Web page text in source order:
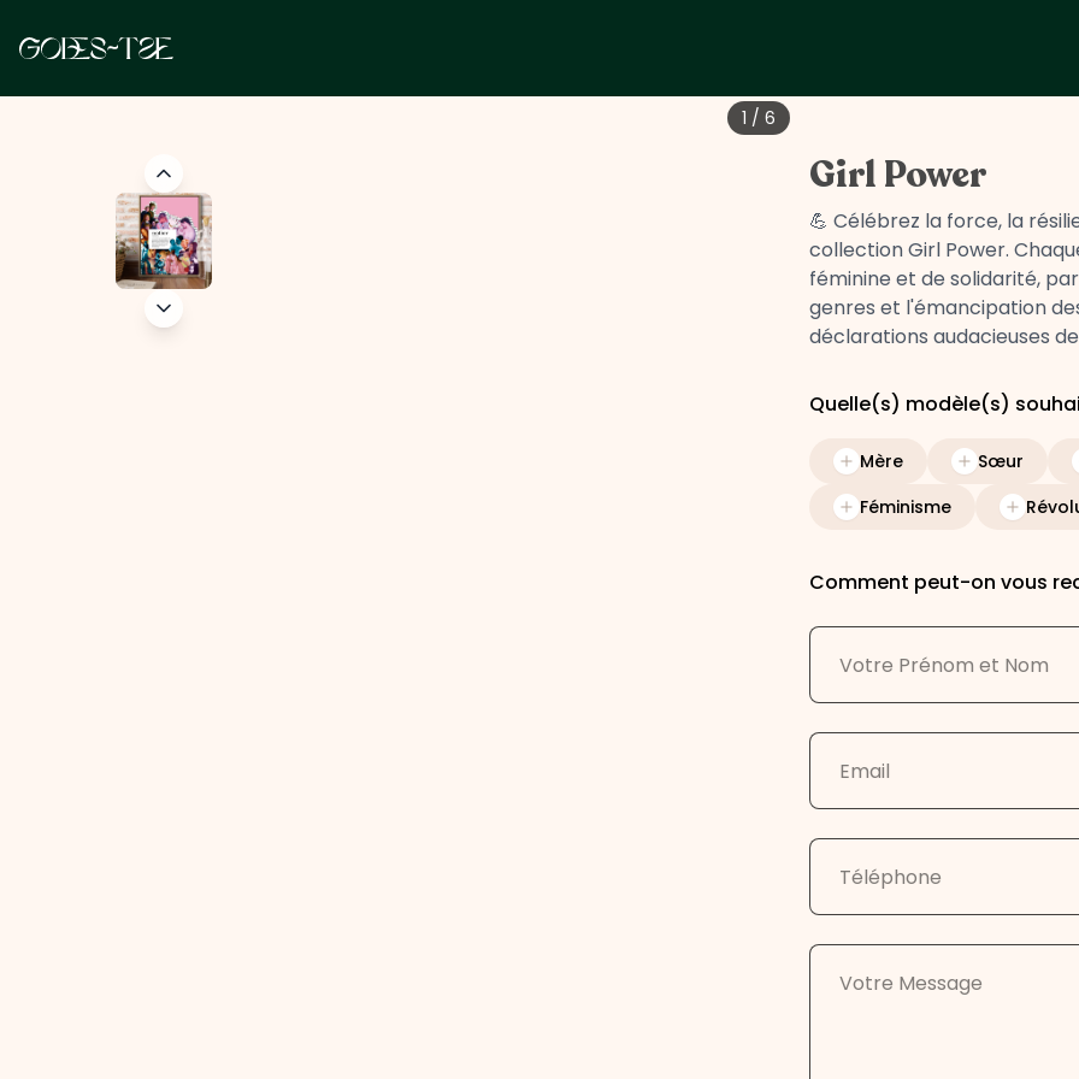
1 / 6
Girl Power
💪 Célébrez la force, la
collection Girl Power.
féminine et de solidarité,
genres et l'émancipation
déclarations audacieuses
Quelle(s) modèle(s)
Mère Sœur
Féminisme
Comment peut-on vous